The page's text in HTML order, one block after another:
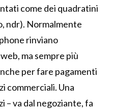
come dei quadratini
ndr). Normalmente
rinviano
ma sempre più
per fare pagamenti
commerciali. Una
– va dal negoziante, fa